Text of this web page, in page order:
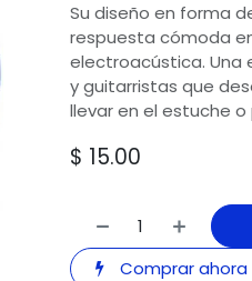
Su diseño en forma
respuesta cómoda
electroacústica. Una
y guitarristas que
llevar en el estuche
$ 15.00
Comprar ahora